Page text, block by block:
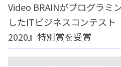
Video BRAINがプログラミ
したITビジネスコンテスト
2020』特別賞を受賞